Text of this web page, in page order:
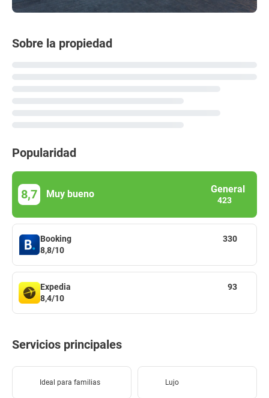
Sobre la propiedad
Popularidad
8,7 Muy bueno General
423
Booking
8,8/10
330
Expedia
8,4/10
93
Servicios principales
Ideal para familias Lujo